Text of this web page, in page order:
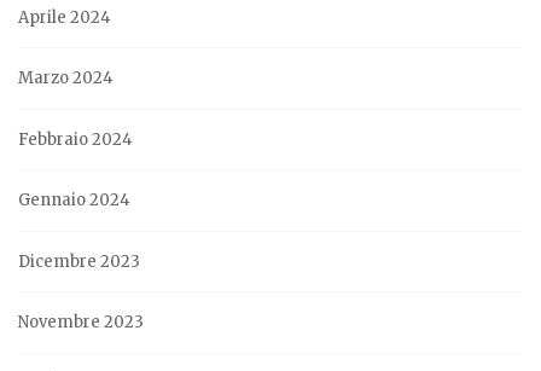
Aprile 2024
Marzo 2024
Febbraio 2024
Gennaio 2024
Dicembre 2023
Novembre 2023